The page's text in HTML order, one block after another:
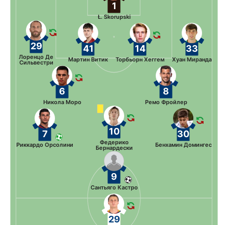
1
Ł. Skorupski
33
Хуан Миранда
14
Торбьорн Хеггем
41
Мартин Витик
29
Лоренцо Де
Сильвестри
8
Ремо Фройлер
6
Никола Моро
30
Бенхамин Домингес
10
Федерико
Бернардески
7
Риккардо Орсолини
9
Сантьяго Кастро
29